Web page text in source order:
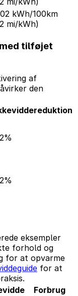
kWh/100km
mi/kWh)
tilføjet
af
den
eksempler
forhold og
for at opvarme
for at
Forbrug